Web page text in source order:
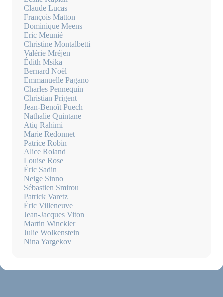
Claude Lucas
François Matton
Dominique Meens
Eric Meunié
Christine Montalbetti
Valérie Mréjen
Édith Msika
Bernard Noël
Emmanuelle Pagano
Charles Pennequin
Christian Prigent
Jean-Benoît Puech
Nathalie Quintane
Atiq Rahimi
Marie Redonnet
Patrice Robin
Alice Roland
Louise Rose
Éric Sadin
Neige Sinno
Sébastien Smirou
Patrick Varetz
Éric Villeneuve
Jean-Jacques Viton
Martin Winckler
Julie Wolkenstein
Nina Yargekov